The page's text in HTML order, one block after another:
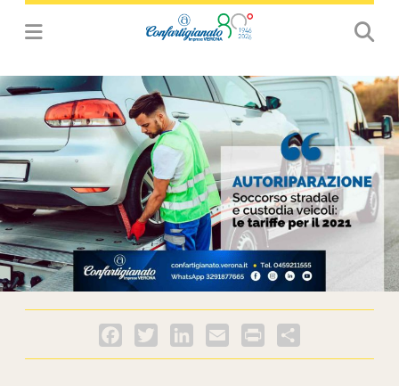
Facebook
Twitter LinkedInEmail PrintFriendly